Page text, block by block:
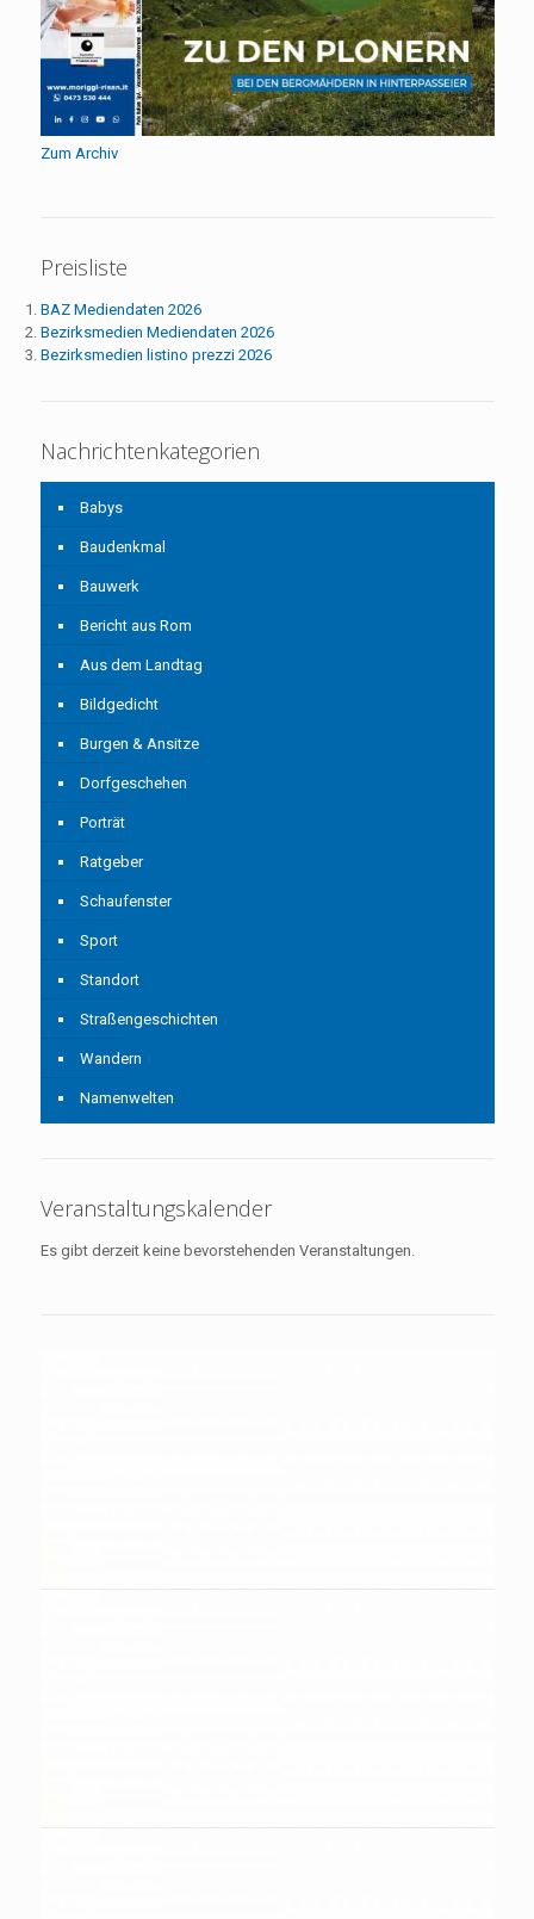
Zum Archiv
Preisliste
BAZ Mediendaten 2026
Bezirksmedien Mediendaten 2026
Bezirksmedien listino prezzi 2026
Nachrichtenkategorien
Babys
Baudenkmal
Bauwerk
Bericht aus Rom
Aus dem Landtag
Bildgedicht
Burgen & Ansitze
Dorfgeschehen
Porträt
Ratgeber
Schaufenster
Sport
Standort
Straßengeschichten
Wandern
Namenwelten
Veranstaltungskalender
Es gibt derzeit keine bevorstehenden Veranstaltungen.